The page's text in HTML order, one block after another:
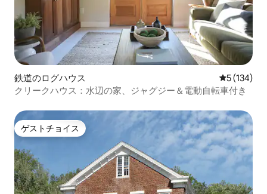
鉄道のログハウス レビュー
5 (134)
クリークハウス：水辺の家、ジャグジー＆電動自転車付き
ゲストチョイス
ゲストチョイス